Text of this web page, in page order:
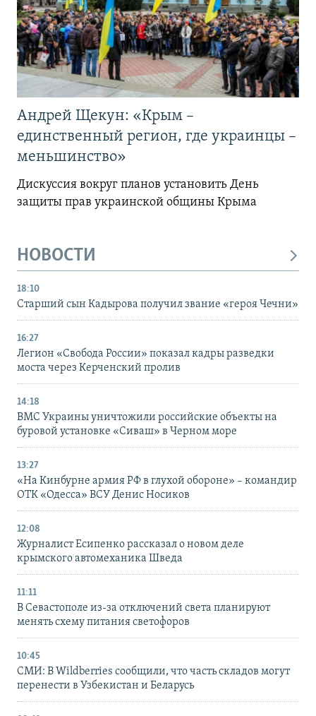
Андрей Щекун: «Крым –
единственный регион, где украинцы –
меньшинство»
Дискуссия вокруг планов установить День
защиты прав украинской общины Крыма
НОВОСТИ
18:10
Старший сын Кадырова получил звание «героя Чечни»
16:27
Легион «Свобода России» показал кадры разведки
моста через Керченский пролив
14:18
ВМС Украины уничтожили российские объекты на
буровой установке «Сиваш» в Черном море
13:27
«На Кинбурне армия РФ в глухой обороне» – командир
ОТК «Одесса» ВСУ Денис Носиков
12:08
Журналист Есипенко рассказал о новом деле
крымского автомеханика Шведа
11:11
В Севастополе из-за отключений света планируют
менять схему питания светофоров
10:45
СМИ: В Wildberries сообщили, что часть складов могут
перенести в Узбекистан и Беларусь